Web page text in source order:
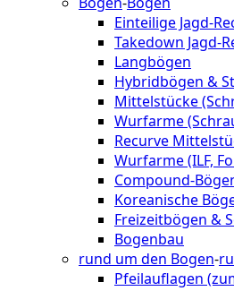
Einteilige Jagd-
Takedown Jagd-
Langbögen
Hybridbögen &
Mittelstücke
Wurfarme
Recurve
Wurfarme (ILF,
Compound-
Koreanische
Freizeitbögen &
Bogenbau
rund um den Bogen-
Pfeilauflagen